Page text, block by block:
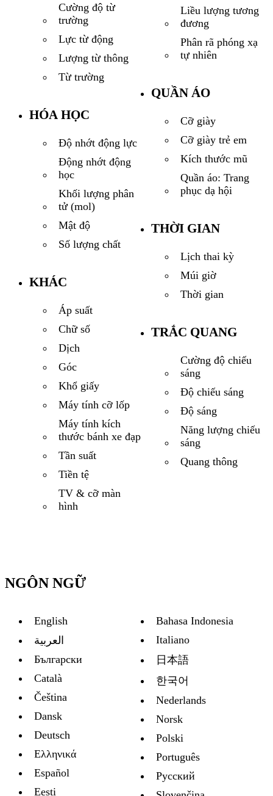
Cường độ từ
trường
Lực từ động
Lượng từ thông
Từ trường
HÓA HỌC
Độ nhớt động lực
Động nhớt động
học
Khối lượng phân
tử (mol)
Mật độ
Số lượng chất
KHÁC
Áp suất
Chữ số
Dịch
Góc
Khổ giấy
Máy tính cỡ lốp
Máy tính kích
thước bánh xe đạp
Tần suất
Tiền tệ
TV & cỡ màn
hình
Liều lượng tương
đương
Phân rã phóng xạ
tự nhiên
QUẦN ÁO
Cỡ giày
Cỡ giày trẻ em
Kích thước mũ
Quần áo: Trang
phục dạ hội
THỜI GIAN
Lịch thai kỳ
Múi giờ
Thời gian
TRẮC QUANG
Cường độ chiếu
sáng
Độ chiếu sáng
Độ sáng
Năng lượng chiếu
sáng
Quang thông
NGÔN NGỮ
English
العربية
Български
Català
Čeština
Dansk
Deutsch
Ελληνικά
Español
Eesti
Bahasa Indonesia
Italiano
日本語
한국어
Nederlands
Norsk
Polski
Português
Русский